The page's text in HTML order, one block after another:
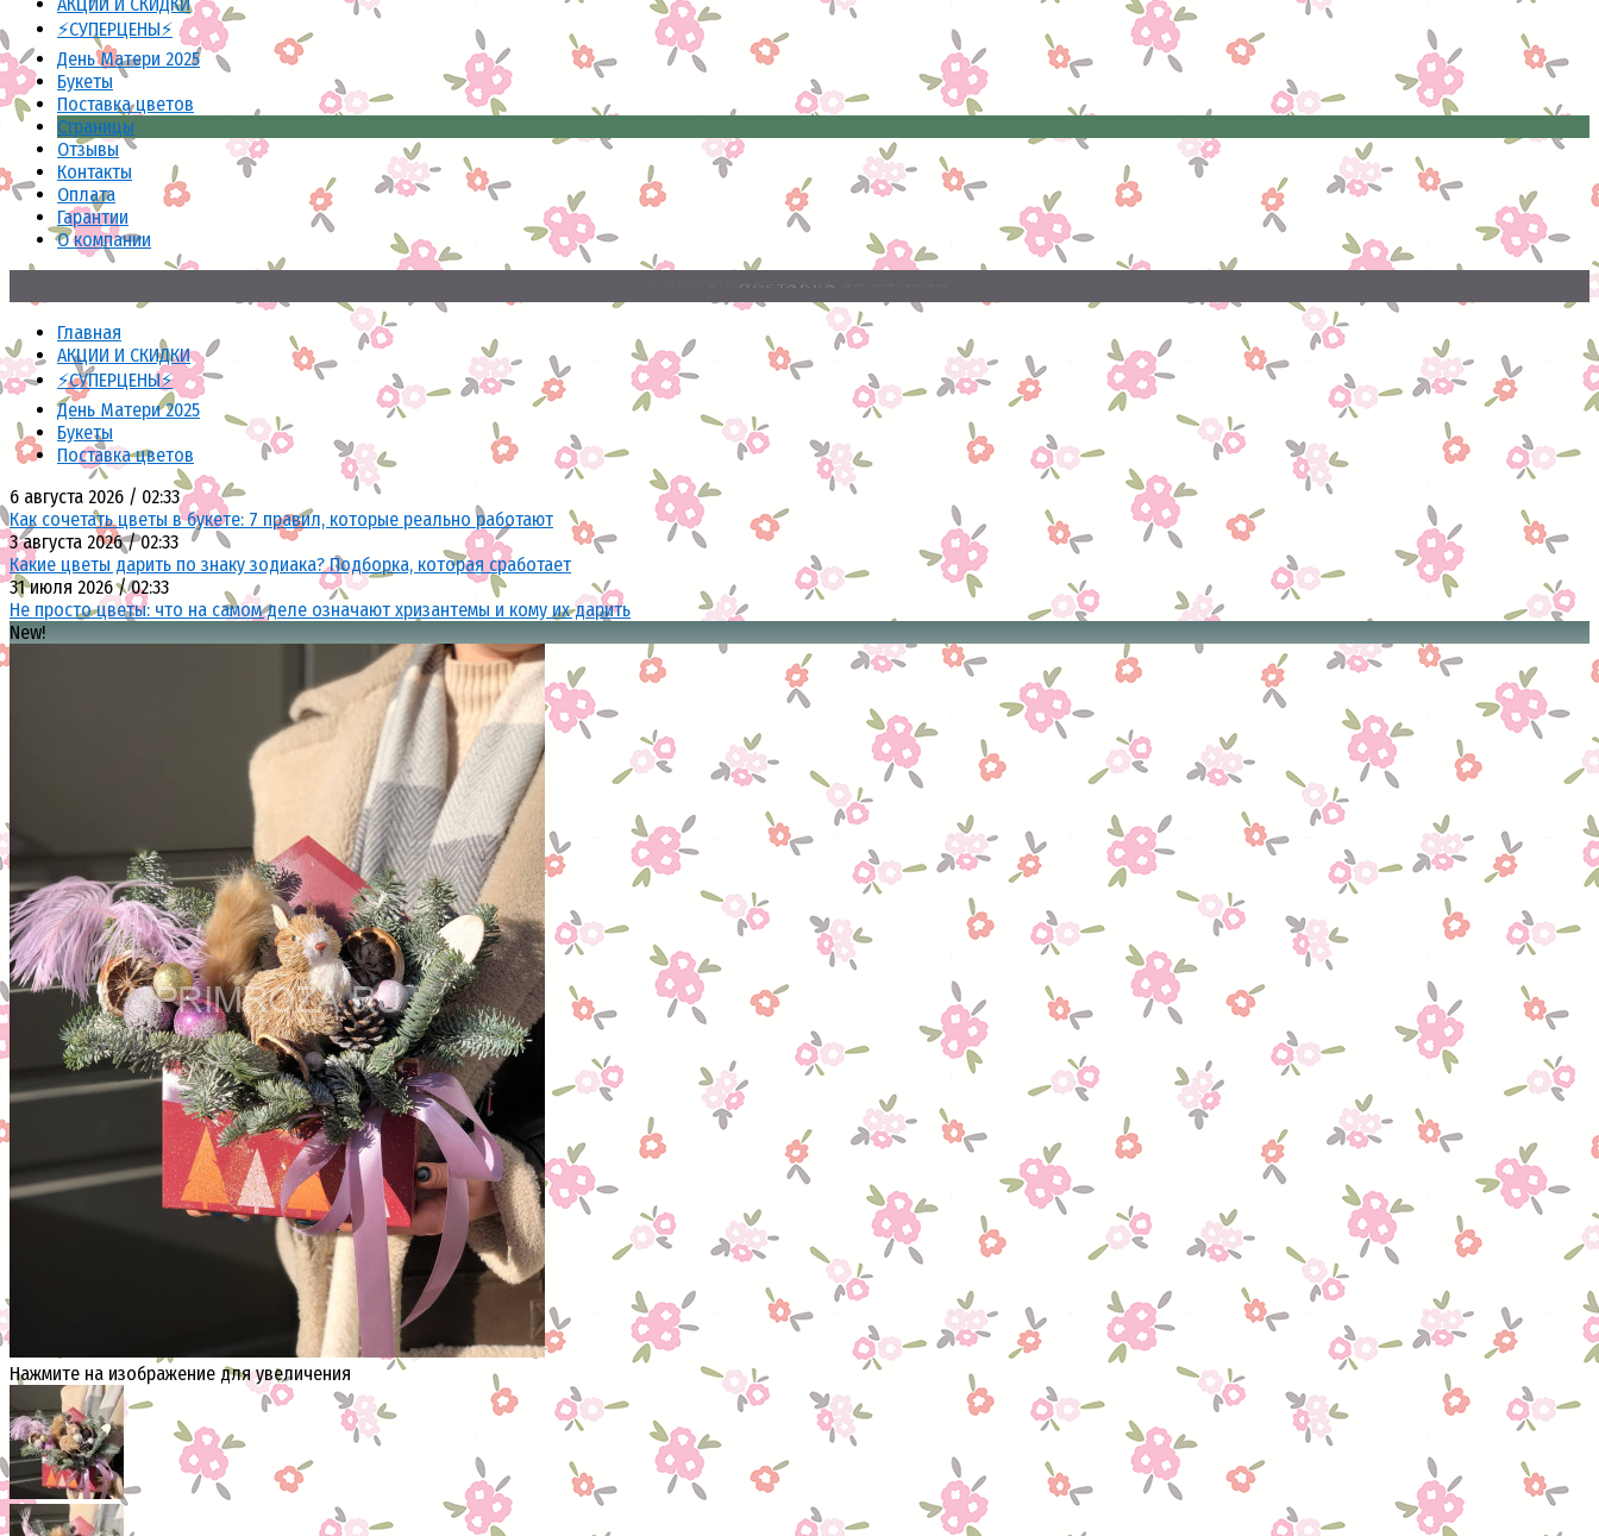
⚡СУПЕРЦЕНЫ⚡
День Матери 2025
Букеты
Поставка цветов
Страницы
Отзывы
Контакты
Оплата
Гарантии
О компании
поставка
Главная
АКЦИИ И СКИДКИ
⚡СУПЕРЦЕНЫ⚡
День Матери 2025
Букеты
Поставка цветов
6 августа 2026 / 02:33
Как сочетать цветы в букете: 7 правил, которые реально работают
3 августа 2026 / 02:33
Какие цветы дарить по знаку зодиака? Подборка, которая сработает
31 июля 2026 / 02:33
Не просто цветы: что на самом деле означают хризантемы и кому их дарить
New!
Нажмите на изображение для увеличения